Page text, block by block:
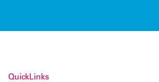
QuickLinks